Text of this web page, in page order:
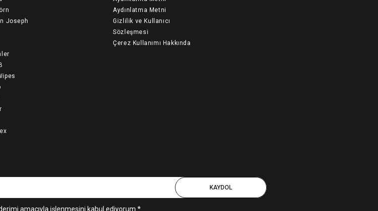
Joseph
Aydınlatma Metni
Gizlilik ve Kullanıcı
Sözleşmesi
Çerez Kullanımı Hakkında
KAYDOL
amacıyla işlenmesini kabul ediyorum *